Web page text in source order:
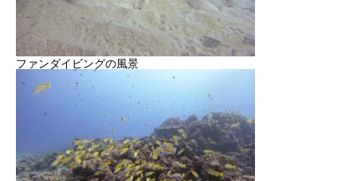
ファンダイビングの風景